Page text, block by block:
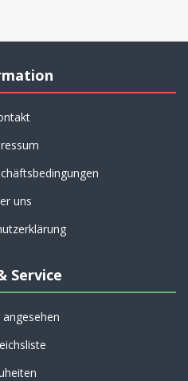
uns
Service
angesehen